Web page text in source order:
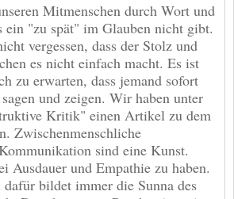
Mitmenschen durch Wort und
ein "zu spät" im Glauben nicht gibt.
vergessen, dass der Stolz und
es nicht einfach macht. Es ist
zu erwarten, dass jemand sofort
und zeigen. Wir haben unter
Kritik" einen Artikel zu dem
Zwischenmenschliche
sind eine Kunst.
Ausdauer und Empathie zu haben.
dafür bildet immer die Sunna des